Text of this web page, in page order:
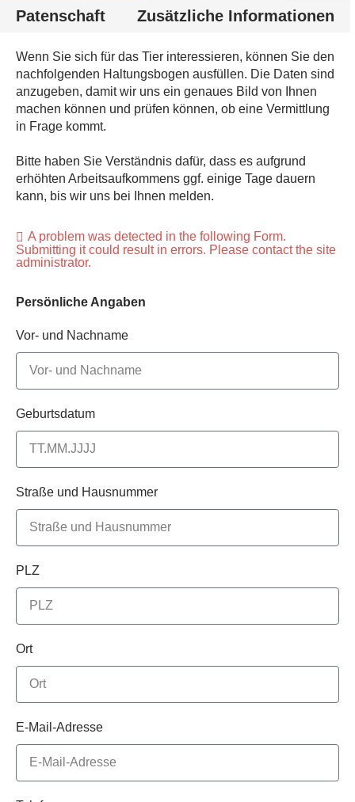
Patenschaft
Zusätzliche Informationen
Wenn Sie sich für das Tier interessieren, können Sie den
nachfolgenden Haltungsbogen ausfüllen. Die Daten sind
anzugeben, damit wir uns ein genaues Bild von Ihnen
machen können und prüfen können, ob eine Vermittlung
in Frage kommt.
Bitte haben Sie Verständnis dafür, dass es aufgrund
erhöhten Arbeitsaufkommens ggf. einige Tage dauern
kann, bis wir uns bei Ihnen melden.
A problem was detected in the following Form.
Submitting it could result in errors. Please contact the site
administrator.
Persönliche Angaben
Vor- und Nachname
Geburtsdatum
Straße und Hausnummer
PLZ
Ort
E-Mail-Adresse